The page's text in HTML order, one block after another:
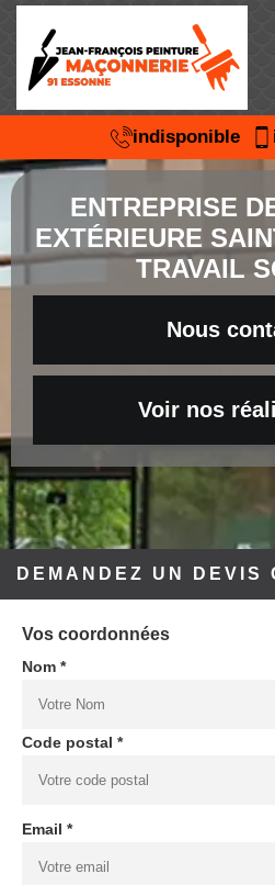
indisponible
ENTREPRISE
EXTÉRIEURE
TRAVAIL
Nous
Voir nos
DEMANDEZ UN DEVIS
Vos coordonnées
Nom *
Code postal *
Email *